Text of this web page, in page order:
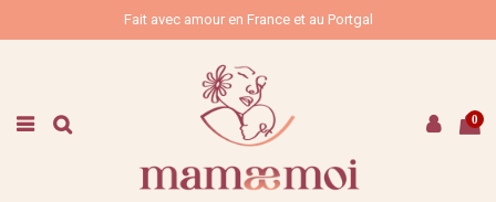
Fait avec amour en France et au Portgal
0